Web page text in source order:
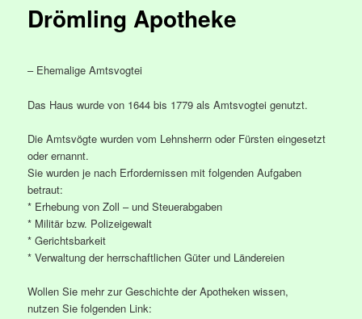
Drömling Apotheke
– Ehemalige Amtsvogtei
Das Haus wurde von 1644 bis 1779 als Amtsvogtei genutzt.
Die Amtsvögte wurden vom Lehnsherrn oder Fürsten eingesetzt
oder ernannt.
Sie wurden je nach Erfordernissen mit folgenden Aufgaben
betraut:
* Erhebung von Zoll – und Steuerabgaben
* Militär bzw. Polizeigewalt
* Gerichtsbarkeit
* Verwaltung der herrschaftlichen Güter und Ländereien
Wollen Sie mehr zur Geschichte der Apotheken wissen,
nutzen Sie folgenden Link: